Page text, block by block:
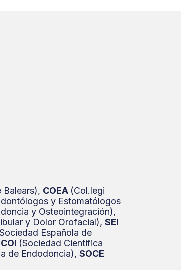
Balears), COEA (Col.legi
y Estomatólogos
y Osteointegración),
y Dolor Orofacial), SEI
Española de
(Sociedad Cientifica
de Endodoncia), SOCE